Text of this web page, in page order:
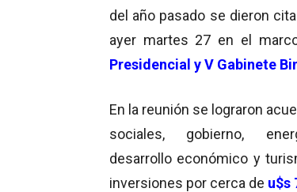
del año pasado se dieron
ayer martes 27 en el
Presidencial y V Gabinete
En la reunión se lograron
sociales, gobierno,
desarrollo económico y
inversiones por cerca de u$s